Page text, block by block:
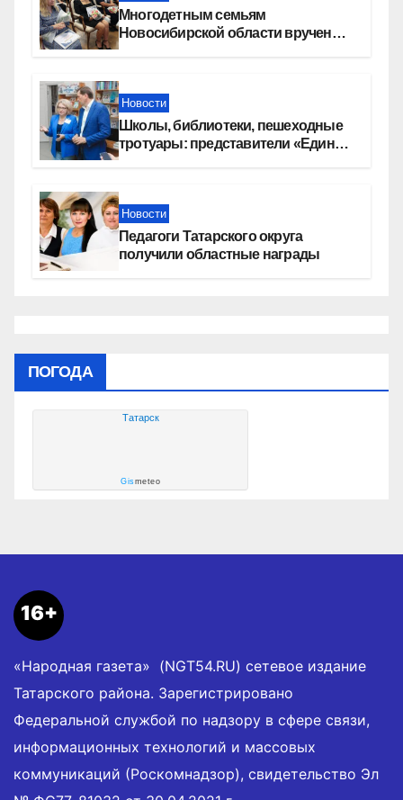
Многодетным семьям
Новосибирской области вручены
Новости
Школы, библиотеки, пешеходные
тротуары: представители «Единой
Новости
Педагоги Татарского округа
получили областные награды
ПОГОДА
Татарск
Gismeteo
16+
«Народная газета» (NGT54.RU) сетевое издание
Татарского района. Зарегистрировано
Федеральной службой по надзору в сфере связи,
информационных технологий и массовых
коммуникаций (Роскомнадзор), свидетельство Эл